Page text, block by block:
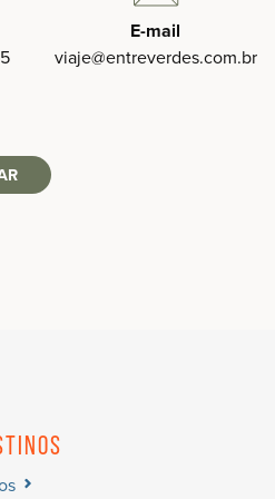
E-mail
viaje@entreverdes.com.br